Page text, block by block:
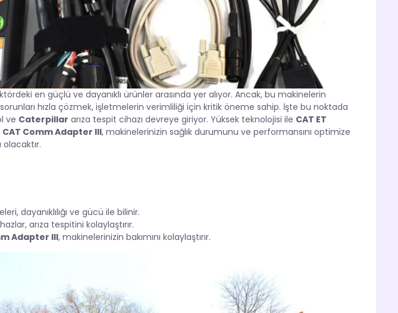
en güçlü ve dayanıklı ürünler arasında yer alıyor. Ancak, bu makinelerin
hızla çözmek, işletmelerin verimliliği için kritik öneme sahip. İşte bu noktada
ve Caterpillar arıza tespit cihazı devreye giriyor. Yüksek teknolojisi ile CAT ET
CAT Comm Adapter III, makinelerinizin sağlık durumunu ve performansını optimize
dayanıklılığı ve gücü ile bilinir.
arıza tespitini kolaylaştırır.
Adapter III, makinelerinizin bakımını kolaylaştırır.